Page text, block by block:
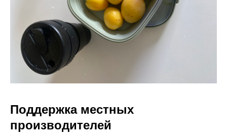
Поддержка местных
производителей